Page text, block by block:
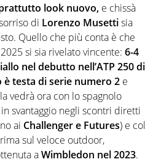
look nuovo, e chissà
di Lorenzo Musettisia
Quello che più conta è che
si sia rivelato vincente: 6-4
nel debutto nell’ATP 250 di
è testa di serie numero 2 e
vedrà ora con lo spagnolo
svantaggio negli scontri diretti
ai Challenger e Futures) e col
sul veloce outdoor,
aWimbledon nel 2023.